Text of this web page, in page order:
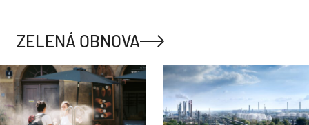
ZELENÁ OBNOVA